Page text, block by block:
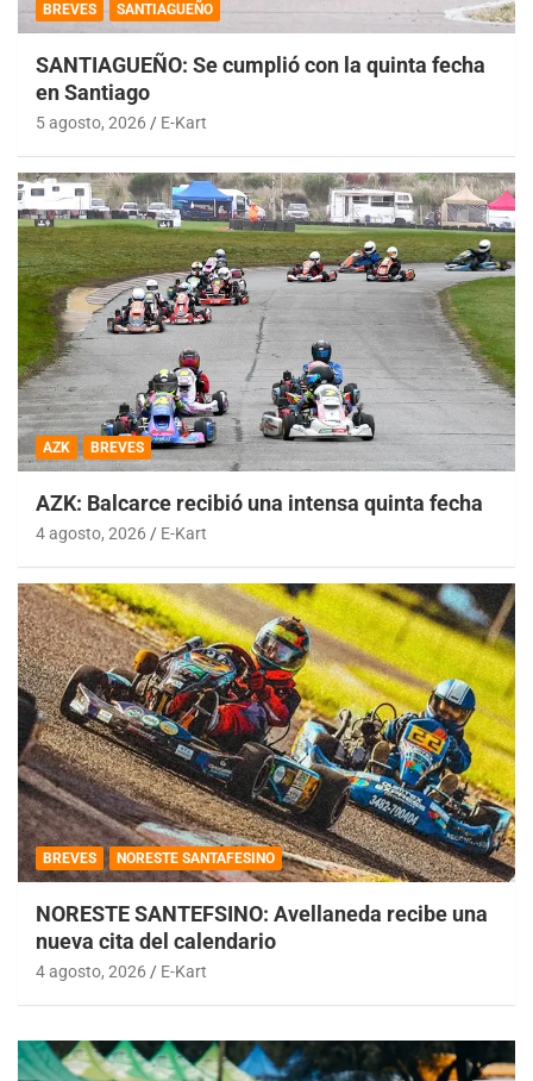
BREVES SANTIAGUEÑO
SANTIAGUEÑO: Se cumplió con la quinta fecha
en Santiago
5 agosto, 2026 E-Kart
AZK BREVES
AZK: Balcarce recibió una intensa quinta fecha
4 agosto, 2026 E-Kart
BREVES NORESTE SANTAFESINO
NORESTE SANTEFSINO: Avellaneda recibe una
nueva cita del calendario
4 agosto, 2026 E-Kart